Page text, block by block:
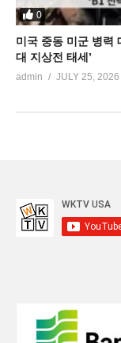
0
미국 중동 미군 병력
대 지상전 태세’
admin JULY 25, 2026